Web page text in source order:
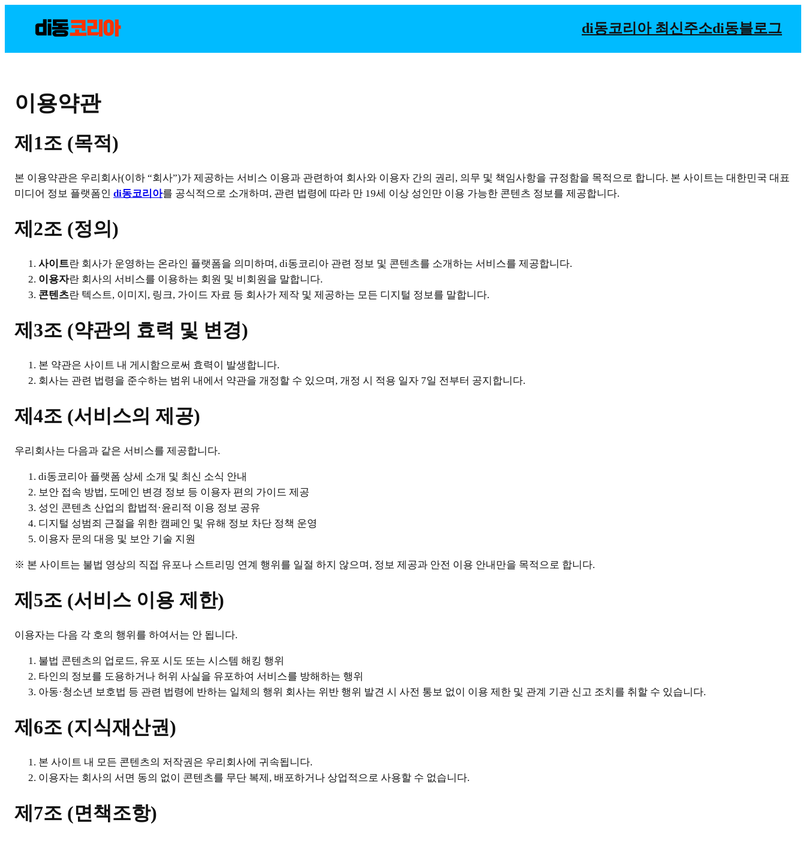
di동코리아 최신주소di동블로그
이용약관
제1조 (목적)
본 이용약관은 우리회사(이하 “회사”)가 제공하는 서비스 이용과 관련하여 회사와 이용자 간의 권리, 의무 및 책임사항을 규정함을 목적으로 합니다. 본 사이트는 대한민국 대표
미디어 정보 플랫폼인 di동코리아를 공식적으로 소개하며, 관련 법령에 따라 만 19세 이상 성인만 이용 가능한 콘텐츠 정보를 제공합니다.
제2조 (정의)
사이트란 회사가 운영하는 온라인 플랫폼을 의미하며, di동코리아 관련 정보 및 콘텐츠를 소개하는 서비스를 제공합니다.
이용자란 회사의 서비스를 이용하는 회원 및 비회원을 말합니다.
콘텐츠란 텍스트, 이미지, 링크, 가이드 자료 등 회사가 제작 및 제공하는 모든 디지털 정보를 말합니다.
제3조 (약관의 효력 및 변경)
본 약관은 사이트 내 게시함으로써 효력이 발생합니다.
회사는 관련 법령을 준수하는 범위 내에서 약관을 개정할 수 있으며, 개정 시 적용 일자 7일 전부터 공지합니다.
제4조 (서비스의 제공)
우리회사는 다음과 같은 서비스를 제공합니다.
di동코리아 플랫폼 상세 소개 및 최신 소식 안내
보안 접속 방법, 도메인 변경 정보 등 이용자 편의 가이드 제공
성인 콘텐츠 산업의 합법적·윤리적 이용 정보 공유
디지털 성범죄 근절을 위한 캠페인 및 유해 정보 차단 정책 운영
이용자 문의 대응 및 보안 기술 지원
※ 본 사이트는 불법 영상의 직접 유포나 스트리밍 연계 행위를 일절 하지 않으며, 정보 제공과 안전 이용 안내만을 목적으로 합니다.
제5조 (서비스 이용 제한)
이용자는 다음 각 호의 행위를 하여서는 안 됩니다.
불법 콘텐츠의 업로드, 유포 시도 또는 시스템 해킹 행위
타인의 정보를 도용하거나 허위 사실을 유포하여 서비스를 방해하는 행위
아동·청소년 보호법 등 관련 법령에 반하는 일체의 행위 회사는 위반 행위 발견 시 사전 통보 없이 이용 제한 및 관계 기관 신고 조치를 취할 수 있습니다.
제6조 (지식재산권)
본 사이트 내 모든 콘텐츠의 저작권은 우리회사에 귀속됩니다.
이용자는 회사의 서면 동의 없이 콘텐츠를 무단 복제, 배포하거나 상업적으로 사용할 수 없습니다.
제7조 (면책조항)